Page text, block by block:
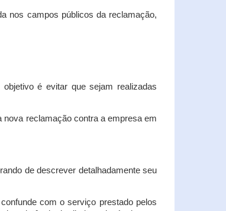
nos campos públicos da reclamação,
é evitar que sejam realizadas
reclamação contra a empresa em
de descrever detalhadamente seu
com o serviço prestado pelos